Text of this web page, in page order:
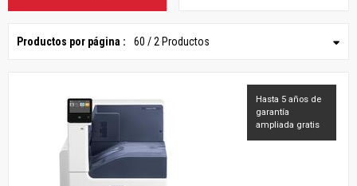
Productos por página : 60 / 2 Productos
Hasta 5 años de
garantía
ampliada gratis